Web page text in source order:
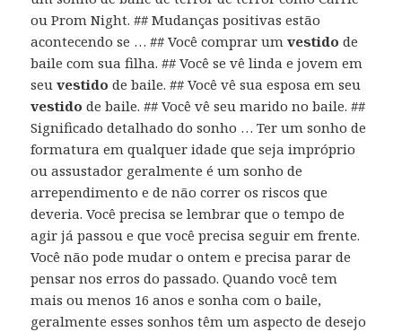
ou Prom Night. ## Mudanças positivas estão
acontecendo se … ## Você comprar umvestido de
baile com sua filha. ## Você se vê linda e jovem em
seuvestido de baile. ## Você vê sua esposa em seu
vestido de baile. ## Você vê seu marido no baile. ##
Significado detalhado do sonho … Ter um sonho de
formatura em qualquer idade que seja impróprio
ou assustador geralmente é um sonho de
arrependimento e de não correr os riscos que
deveria. Você precisa se lembrar que o tempo de
agir já passou e que você precisa seguir em frente.
Você não pode mudar o ontem e precisa parar de
pensar nos erros do passado. Quando você tem
mais ou menos 16 anos e sonha com o baile,
geralmente esses sonhos têm um aspecto de desejo